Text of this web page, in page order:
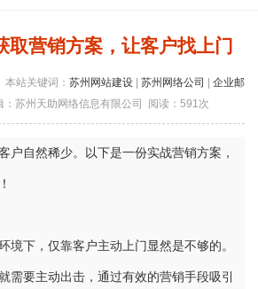
取营销方案，让客户找上门
站关键词： 苏州网站建设 苏州网络公司
企业邮
：苏州天助网络信息有限公司 阅读：591次
户自然稀少。以下是一份实战营销方案，
境下，仅靠客户主动上门显然是不够的。
需要主动出击，通过有效的营销手段吸引